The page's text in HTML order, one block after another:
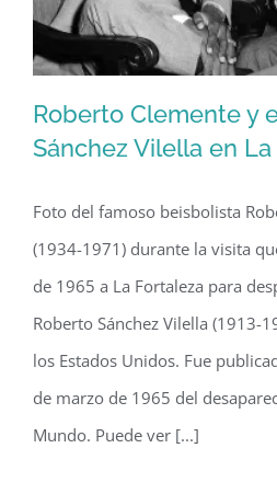
Roberto Clemente
Sánchez Vilella en La
Roberto Clemente y
Sánchez Vilella en
Foto del famoso beisbolista
(1934-1971) durante la visita
de 1965 a La Fortaleza para
Roberto Sánchez Vilella (1913-
los Estados Unidos. Fue
de marzo de 1965 del
Mundo. Puede ver [...]